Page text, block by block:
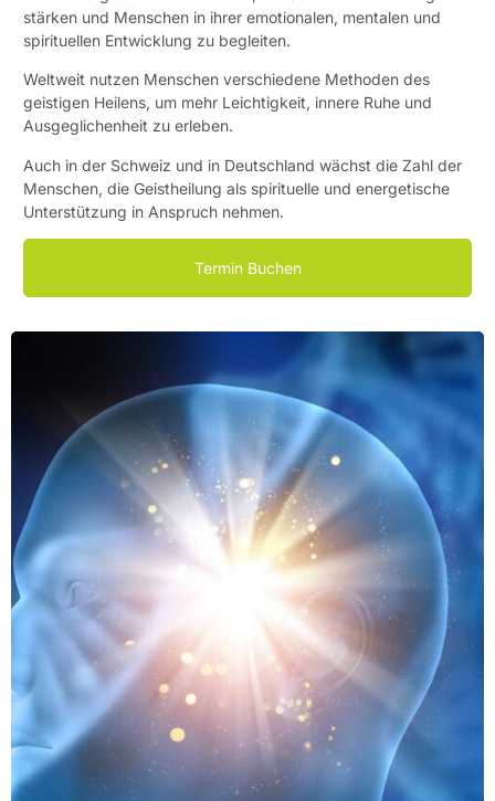
stärken und Menschen in ihrer emotionalen, mentalen und
spirituellen Entwicklung zu begleiten.
Weltweit nutzen Menschen verschiedene Methoden des
geistigen Heilens, um mehr Leichtigkeit, innere Ruhe und
Ausgeglichenheit zu erleben.
Auch in der Schweiz und in Deutschland wächst die Zahl der
Menschen, die Geistheilung als spirituelle und energetische
Unterstützung in Anspruch nehmen.
Termin Buchen